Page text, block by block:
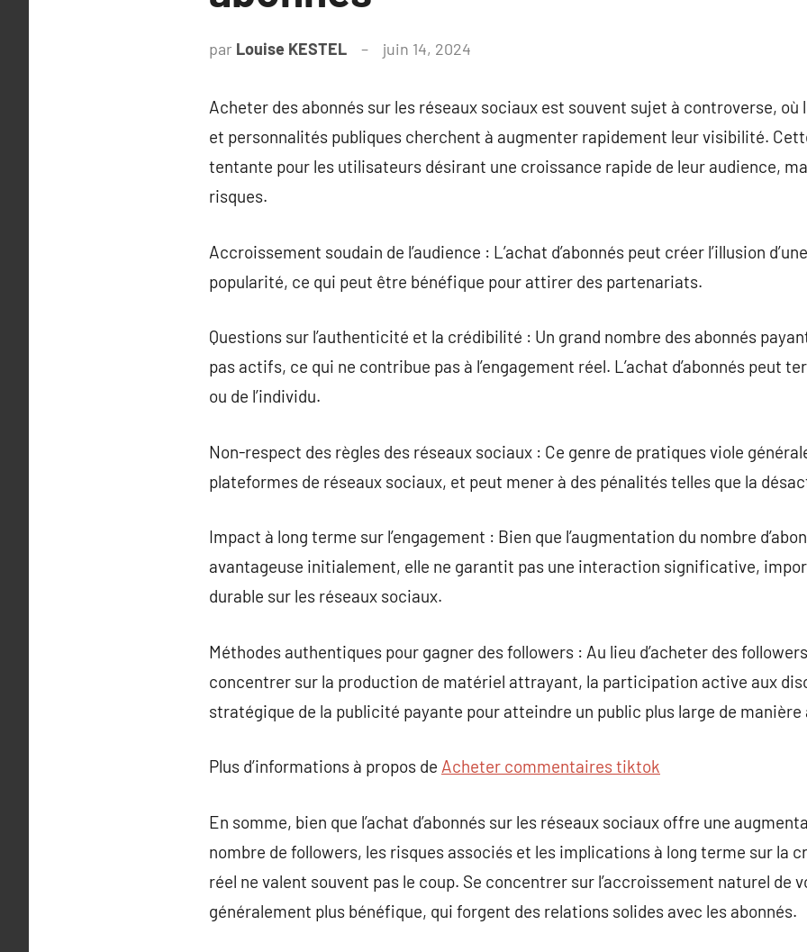
par Louise KESTEL juin 14, 2024
Acheter des abonnés sur les réseaux sociaux est souvent sujet à controverse,
et personnalités publiques cherchent à augmenter rapidement leur visibilité.
tentante pour les utilisateurs désirant une croissance rapide de leur audience,
risques.
Accroissement soudain de l’audience : L’achat d’abonnés peut créer l’illusion
popularité, ce qui peut être bénéfique pour attirer des partenariats.
Questions sur l’authenticité et la crédibilité : Un grand nombre des abonnés
pas actifs, ce qui ne contribue pas à l’engagement réel. L’achat d’abonnés peut
ou de l’individu.
Non-respect des règles des réseaux sociaux : Ce genre de pratiques viole
plateformes de réseaux sociaux, et peut mener à des pénalités telles que la
Impact à long terme sur l’engagement : Bien que l’augmentation du nombre
avantageuse initialement, elle ne garantit pas une interaction significative,
durable sur les réseaux sociaux.
Méthodes authentiques pour gagner des followers : Au lieu d’acheter des
concentrer sur la production de matériel attrayant, la participation active aux
stratégique de la publicité payante pour atteindre un public plus large de
Plus d’informations à propos de Acheter commentaires tiktok
En somme, bien que l’achat d’abonnés sur les réseaux sociaux offre une
nombre de followers, les risques associés et les implications à long terme sur la
réel ne valent souvent pas le coup. Se concentrer sur l’accroissement naturel de
généralement plus bénéfique, qui forgent des relations solides avec les abonnés.